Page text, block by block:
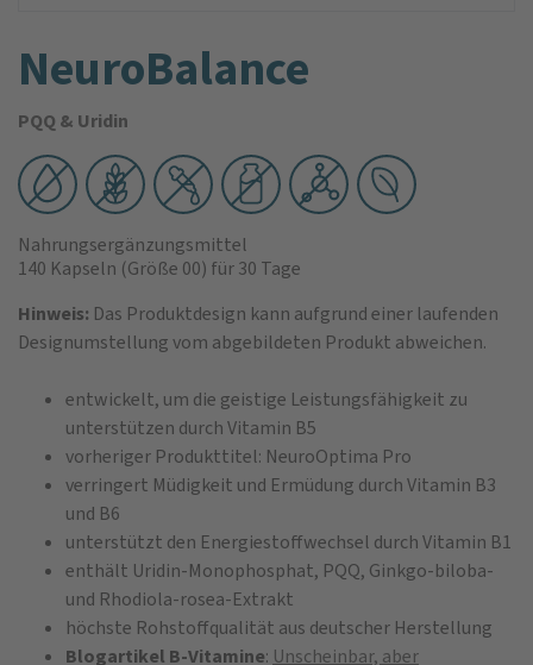
NeuroBalance
PQQ & Uridin
Nahrungsergänzungsmittel
140 Kapseln (Größe 00) für 30 Tage
Hinweis: Das Produktdesign kann aufgrund einer laufenden
Designumstellung vom abgebildeten Produkt abweichen.
entwickelt, um die geistige Leistungsfähigkeit zu
unterstützen durch Vitamin B5
vorheriger Produkttitel: NeuroOptima Pro
verringert Müdigkeit und Ermüdung durch Vitamin B3
und B6
unterstützt den Energiestoffwechsel durch Vitamin B1
enthält Uridin-Monophosphat, PQQ, Ginkgo-biloba-
und Rhodiola-rosea-Extrakt
höchste Rohstoffqualität aus deutscher Herstellung
Blogartikel B-Vitamine: Unscheinbar, aber